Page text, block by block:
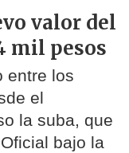
valor del
mil pesos
entre los
el
la suba, que
bajo la